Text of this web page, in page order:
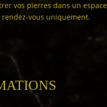
vos pierres dans un espace
vous uniquement.